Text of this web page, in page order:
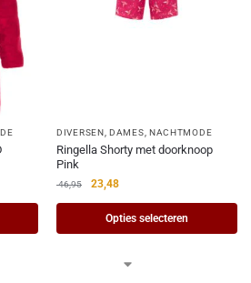
DIVERSEN ,DAMES NACHTMODE
Ringella Shorty met doorknoop
Pink
46,95 23,48
Opties selecteren